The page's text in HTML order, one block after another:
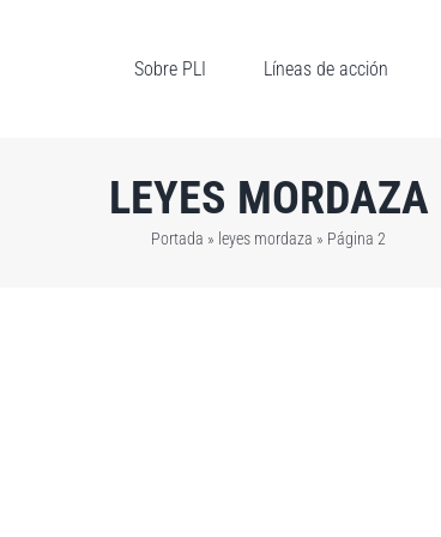
Sobre PLI Líneas de acción
LEYES MORDAZA
Portada » leyes mordaza » Página 2